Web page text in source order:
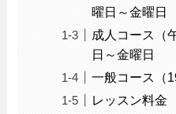
曜日～金曜日
成人コース（
日～金曜日
一般コース（
レッスン料金